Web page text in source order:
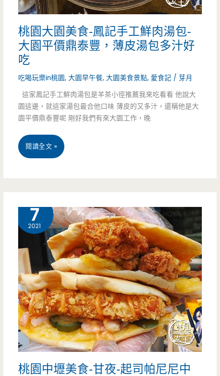
麵-
新
品
湯
喝
好
那
個
刀
削
麵
拜
託
桃園大園美食-鳳記手工鮮肉湯包-
大園平價鼎泰豐，薄皮湯包多汁好
吃
吃喝玩樂in桃園,大園早午餐,大園美食景點, 愛食記 /芽月
這家鳳記手工鮮肉湯包是羊茶小徑推薦我來吃看看 他說大
園這邊，就這家湯包最合他口味 薄皮的又多汁，還稱他是大
園平價鼎泰豐呢 剛好我們有來大園工作，晚
桃
美
鳳
記
手
工
鮮
肉
湯
閱讀全文 »
7
2021
桃園中壢美食-甘夜-起司帕尼尼中